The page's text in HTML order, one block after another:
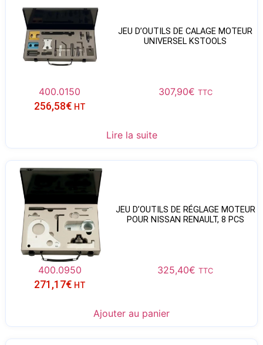
JEU D’OUTILS DE CALAGE MOTEUR
UNIVERSEL KSTOOLS
400.0150 307,90€ TTC
256,58€ HT
Lire la suite
JEU D’OUTILS DE RÉGLAGE MOTEUR
POUR NISSAN RENAULT, 8 PCS
400.0950 325,40€ TTC
271,17€ HT
Ajouter au panier